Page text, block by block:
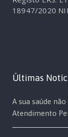
18947/2020
Últimas
A sua saúde
Atendimento